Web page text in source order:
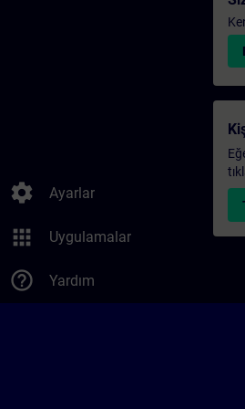
settings Ayarlar
apps Uygulamalar
help_outline Yardım